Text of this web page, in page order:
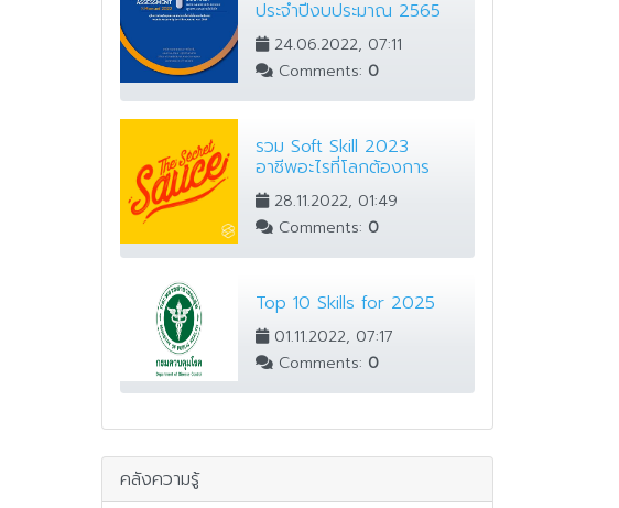
ประจำปีงบประมาณ 2565
24.06.2022, 07:11
Comments: 0
รวม Soft Skill 2023
อาชีพอะไรที่โลกต้องการ
28.11.2022, 01:49
Comments: 0
Top 10 Skills for 2025
01.11.2022, 07:17
Comments: 0
คลังความรู้